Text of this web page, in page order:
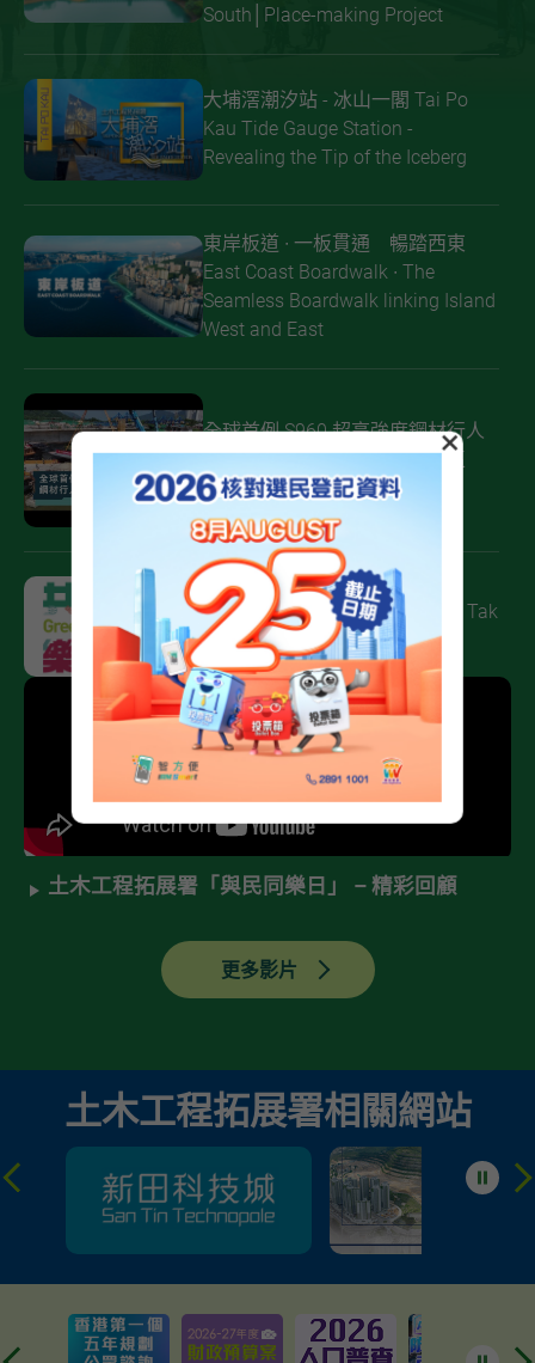
South│Place-making Project
大埔滘潮汐站 - 冰山一閣 Tai Po
Kau Tide Gauge Station -
Revealing the Tip of the Iceberg
東岸板道 ∙ 一板貫通 暢踏西東
East Coast Boardwalk ∙ The
Seamless Boardwalk linking Island
West and East
全球首例 S960 超高強度鋼材行人
天橋成功合攏 | 粉嶺北新發展區
（第一階段）工程
啟德發展區 │「共融通道」 Kai Tak
Development │GreenWay
土木工程拓展署「與民同樂日」 – 精彩回顧
更多影片
土木工程拓展署相關網站
×